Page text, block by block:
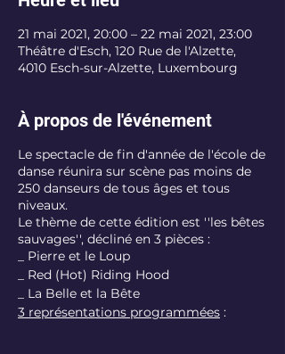
21 mai 2021, 20:00 – 22 mai 2021, 23:00
Théâtre d'Esch, 120 Rue de l'Alzette,
4010 Esch-sur-Alzette, Luxembourg
À propos de l'événement
Le spectacle de fin d'année de l'école de
danse réunira sur scène pas moins de
250 danseurs de tous âges et tous
niveaux.
Le thème de cette édition est ''les bêtes
sauvages'', décliné en 3 pièces :
_ Pierre et le Loup
_ Red (Hot) Riding Hood
_ La Belle et la Bête
3 représentations programmées :